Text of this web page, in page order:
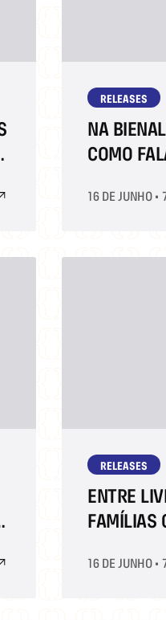
RELEASES
NA
COMO
SOCIAIS
16 DE JUNHO •
RELEASES
ENTRE
FAMÍLIAS
2025
16 DE JUNHO •